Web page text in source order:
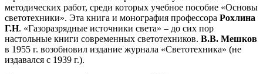
методических работ, среди которых учебное пособие «Основы
светотехники». Эта книга и монография профессора Рохлина
Г.Н. «Газоразрядные источники света» – до сих пор
настольные книги современных светотехников. В.В. Мешков
в 1955 г. возобновил издание журнала «Светотехника» (не
издавался с 1939 г.).